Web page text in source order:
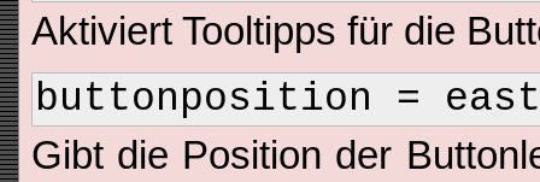
Aktiviert Tooltipps für die
buttonposition = east
Gibt die Position der